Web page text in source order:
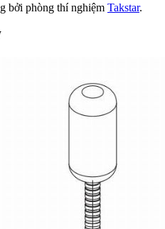
bởi phòng thí nghiệm Takstar.